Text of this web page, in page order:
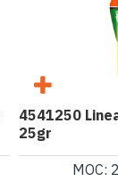
4541250
25gr
MOC: